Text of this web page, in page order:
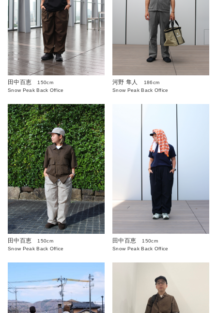
田中百恵
150cm
Snow Peak Back Office
河野 隼人
186cm
Snow Peak Back Office
田中百恵
150cm
Snow Peak Back Office
田中百恵
150cm
Snow Peak Back Office